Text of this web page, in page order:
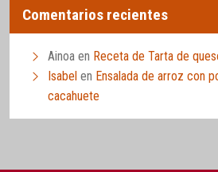
Comentarios recientes
Ainoa en Receta de Tarta de
Isabel en Ensalada de arroz con
cacahuete